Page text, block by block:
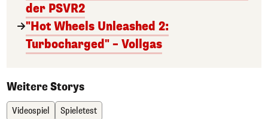
der PSVR2
"Hot Wheels Unleashed 2:
Turbocharged" – Vollgas
Weitere Storys
Videospiel Spieletest